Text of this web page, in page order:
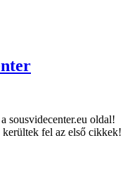
sousvidecenter.eu oldal!
kerültek fel az első cikkek!